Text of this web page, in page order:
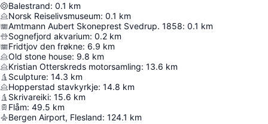
Balestrand: 0.1 km
Norsk Reiselivsmuseum: 0.1 km
Amtmann Aubert Skoneprest Svedrup. 1858: 0.1 km
Sognefjord akvarium: 0.2 km
Fridtjov den frøkne: 6.9 km
Old stone house: 9.8 km
Kristian Otterskreds motorsamling: 13.6 km
Sculpture: 14.3 km
Hopperstad stavkyrkje: 14.8 km
Skrivareiki: 15.6 km
Flåm: 49.5 km
Bergen Airport, Flesland: 124.1 km